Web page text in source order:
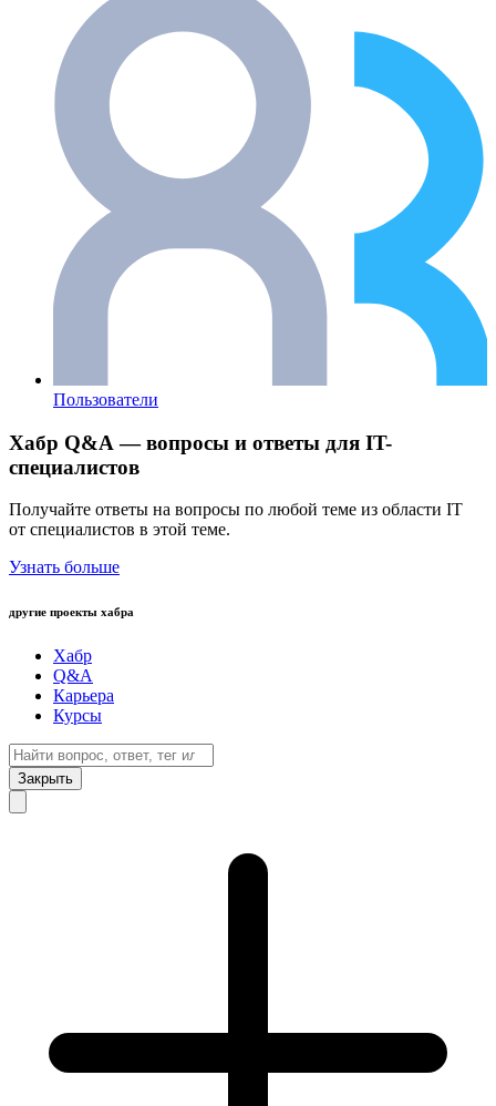
Пользователи
Хабр Q&A — вопросы и ответы для IT-
специалистов
Получайте ответы на вопросы по любой теме из области IT
от специалистов в этой теме.
Узнать больше
другие проекты хабра
Хабр
Q&A
Карьера
Курсы
Закрыть